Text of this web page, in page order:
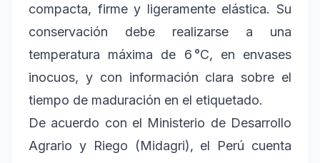
compacta, firme y ligeramente elástica. Su
conservación debe realizarse a una
temperatura máxima de 6 °C, en envases
inocuos, y con información clara sobre el
tiempo de maduración en el etiquetado.
De acuerdo con el Ministerio de Desarrollo
Agrario y Riego (Midagri), el Perú cuenta